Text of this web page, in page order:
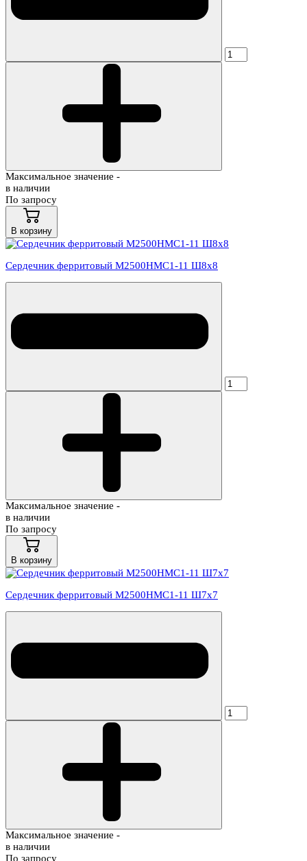
Максимальное значение -
в наличии
По запросу
В корзину
Сердечник ферритовый М2500НМС1-11 Ш8х8
Максимальное значение -
в наличии
По запросу
В корзину
Сердечник ферритовый М2500НМС1-11 Ш7х7
Максимальное значение -
в наличии
По запросу